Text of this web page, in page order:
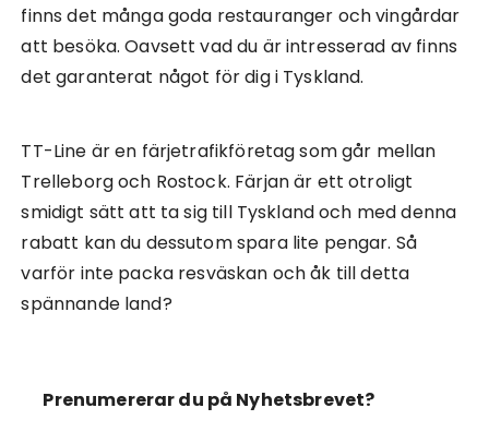
finns det många goda restauranger och vingårdar
att besöka. Oavsett vad du är intresserad av finns
det garanterat något för dig i Tyskland.
TT-Line är en färjetrafikföretag som går mellan
Trelleborg och Rostock. Färjan är ett otroligt
smidigt sätt att ta sig till Tyskland och med denna
rabatt kan du dessutom spara lite pengar. Så
varför inte packa resväskan och åk till detta
spännande land?
Prenumererar du på Nyhetsbrevet?